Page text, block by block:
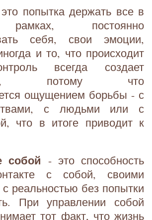
попытка держать все в
постоянно
себя, свои эмоции,
и то, что происходит
всегда создает
потому что
ощущением борьбы - с
с людьми или с
что в итоге приводит к
собой - это способность
с собой, своими
реальностью без попытки
При управлении собой
тот факт, что жизнь